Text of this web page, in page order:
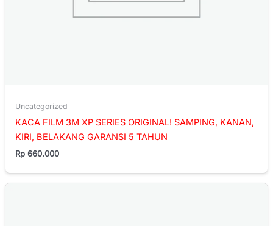
Uncategorized
KACA FILM 3M XP SERIES ORIGINAL! SAMPING, KANAN,
KIRI, BELAKANG GARANSI 5 TAHUN
Rp 660.000